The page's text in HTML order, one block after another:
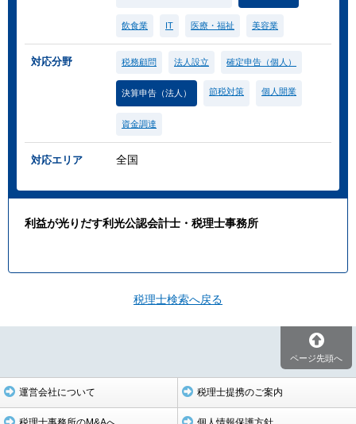
飲食業 IT 医療・福祉 美容業
対応分野 税務顧問 法人設立 確定申告（個人）
決算申告（法人） 節税対策 個人開業
資金調達
対応エリア 全国
利益が光りだす利光公認会計士・税理士事務所
税理士検索へ戻る
ページ先頭へ
運営会社について 税理士提携のご案内